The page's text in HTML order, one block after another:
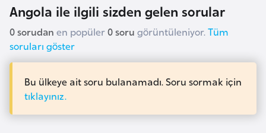
Angola ile ilgili sizden gelen sorular
0 sorudan en popüler0 soru görüntüleniyor. Tüm
soruları göster
Bu ülkeye ait soru bulanamadı. Soru sormak için
tıklayınız.
n
B
o
n